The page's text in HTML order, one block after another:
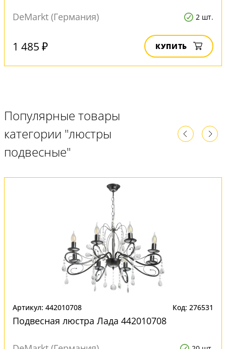
DeMarkt (Германия) 2 шт.
1 485 ₽ КУПИТЬ
Популярные товары
категории "люстры
подвесные"
Артикул: 442010708 Код: 276531
Подвесная люстра Лада 442010708